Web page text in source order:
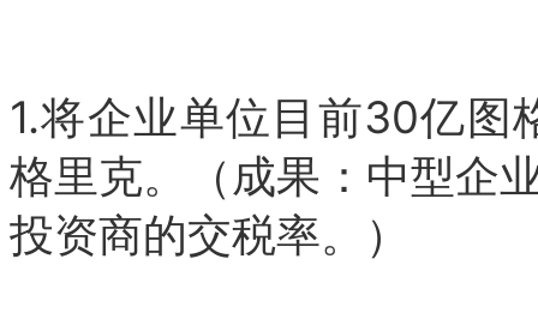
1.将企业单位目前30亿
格里克。（成果：中型企
投资商的交税率。）